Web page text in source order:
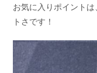
お気に入りポイント
トさです！